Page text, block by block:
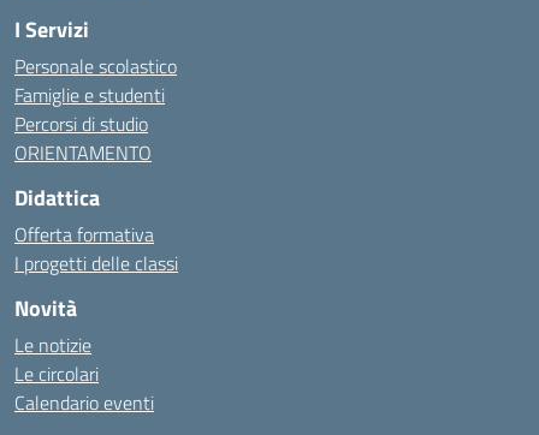
I Servizi
Personale scolastico
Famiglie e studenti
Percorsi di studio
ORIENTAMENTO
Didattica
Offerta formativa
I progetti delle classi
Novità
Le notizie
Le circolari
Calendario eventi